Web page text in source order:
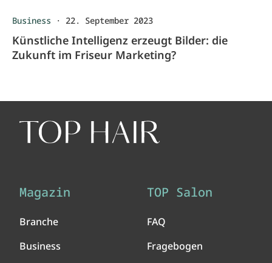
Business · 22. September 2023
Künstliche Intelligenz erzeugt Bilder: die
Zukunft im Friseur Marketing?
Magazin
Branche
Business
TOP Salon
FAQ
Fragebogen